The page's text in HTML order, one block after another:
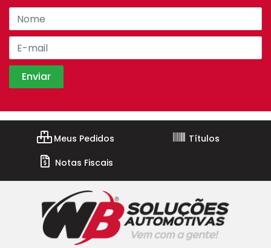
Meus Pedidos
Títulos
Notas Fiscais